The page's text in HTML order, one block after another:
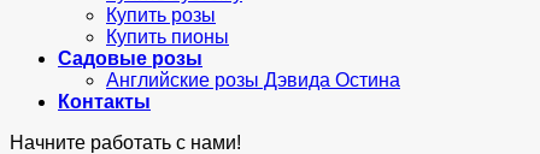
Купить розы
Купить пионы
Садовые розы
Английские розы Дэвида Остина
Контакты
Начните работать с нами!